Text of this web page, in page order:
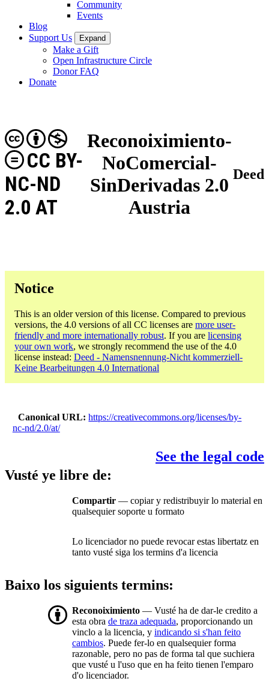
Community
Events
Blog
Support Us
Expand
Make a Gift
Open Infrastructure Circle
Donor FAQ
Donate
Reconoiximiento-
NoComercial-
SinDerivadas 2.0
Austria
CC BY-
NC-ND
2.0 AT
Deed
Notice
This is an older version of this license. Compared to previous
versions, the 4.0 versions of all CC licenses are more user-
friendly and more internationally robust. If you are licensing
your own work, we strongly recommend the use of the 4.0
license instead: Deed - Namensnennung-Nicht kommerziell-
Keine Bearbeitungen 4.0 International
Canonical URL
https://creativecommons.org/licenses/by-
nc-nd/2.0/at/
See the legal code
Vusté ye libre de:
Compartir — copiar y redistribuyir lo material en
qualsequier soporte u formato
Lo licenciador no puede revocar estas libertatz en
tanto vusté siga los termins d'a licencia
Baixo los siguients termins:
Reconoiximiento — Vusté ha de dar-le credito a
esta obra de traza adequada, proporcionando un
vinclo a la licencia, y indicando si s'han feito
cambios. Puede fer-lo en qualsequier forma
razonable, pero no pas de forma tal que suchiera
que vusté u l'uso que en ha feito tienen l'emparo
d'o licenciador.